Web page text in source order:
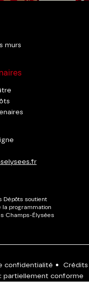
murs
Dépôts soutient
la programmation
Champs-Élysées
confidentialité •
Crédits
partiellement conforme